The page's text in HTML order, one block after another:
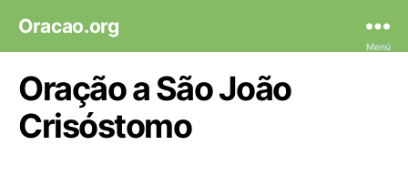
Oracao.org
Menú
Oração a São João
Crisóstomo